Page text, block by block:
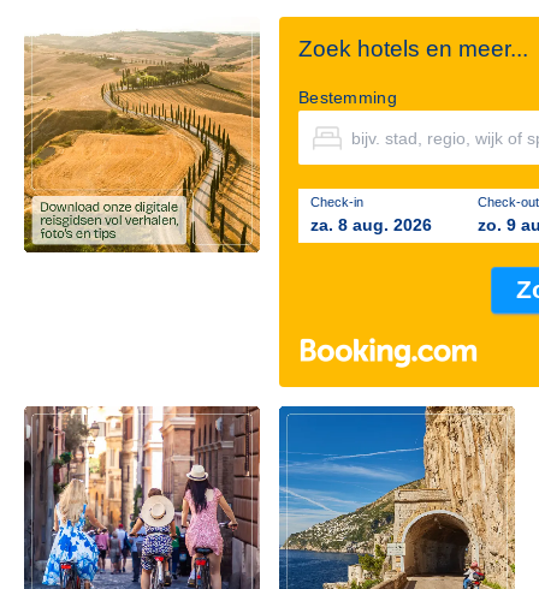
Zoek hotels en meer...
Bestemming
Check-in
za. 8 aug. 2026
Check-out
zo. 9